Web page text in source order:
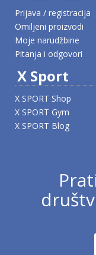
Prijava / registracija
Omiljeni proizvodi
Moje narudžbine
Pitanja i odgovori
X Sport
X SPORT Shop
X SPORT Gym
X SPORT Blog